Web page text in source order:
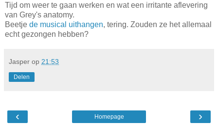
Tijd om weer te gaan werken en wat een irritante aflevering
van Grey's anatomy.
Beetje de musical uithangen, tering. Zouden ze het allemaal
echt gezongen hebben?
Jasper op 21:53
Delen
‹ ›
Homepage